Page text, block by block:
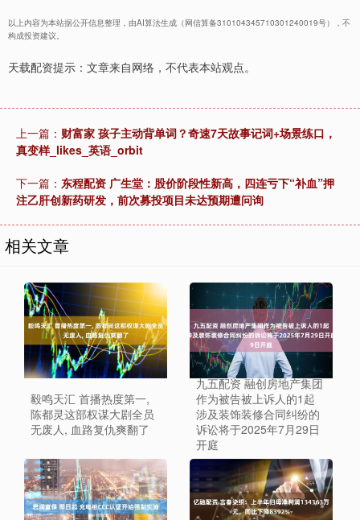
以上内容为本站据公开信息整理，由AI算法生成（网信算备310104345710301240019号），不
构成投资建议。
天载配资提示：文章来自网络，不代表本站观点。
上一篇： 财富家 孩子主动背单词？奇速7天故事记词+场景练口，
真变样_likes_英语_orbit
下一篇： 东程配资 广生堂：股价阶段性新高，四连亏下“补血”押
注乙肝创新药研发，前次募投项目未达预期遭问询
相关文章
毅鸣天汇 首播热度第一,
陈都灵这部权谋大剧全员
无废人, 血路复仇爽翻了
九五配资 融创房地产集团
作为被告被上诉人的1起
涉及装饰装修合同纠纷的
诉讼将于2025年7月29日
开庭